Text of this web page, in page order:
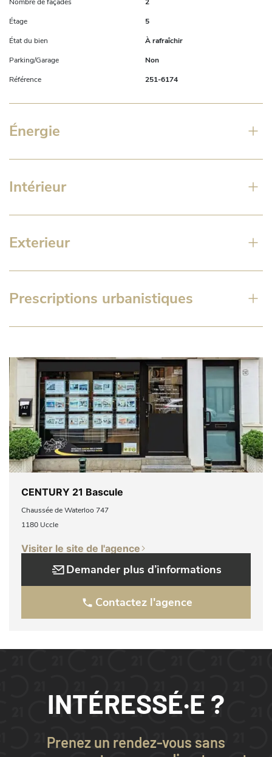
Étage
5
État du bien
À rafraîchir
Parking/Garage
Non
Référence
251-6174
Énergie
Intérieur
Exterieur
Prescriptions urbanistiques
CENTURY 21 Bascule
Chaussée de Waterloo 747
1180 Uccle
Visiter le site de l'agence
Demander plus d’informations
Contactez l'agence
INTÉRESSÉ·E ?
Prenez un rendez-vous sans